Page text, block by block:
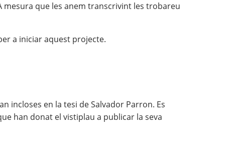
que les anem transcrivint les trobareu
a iniciar aquest projecte.
incloses en la tesi de Salvador Parron. Es
han donat el vistiplau a publicar la seva